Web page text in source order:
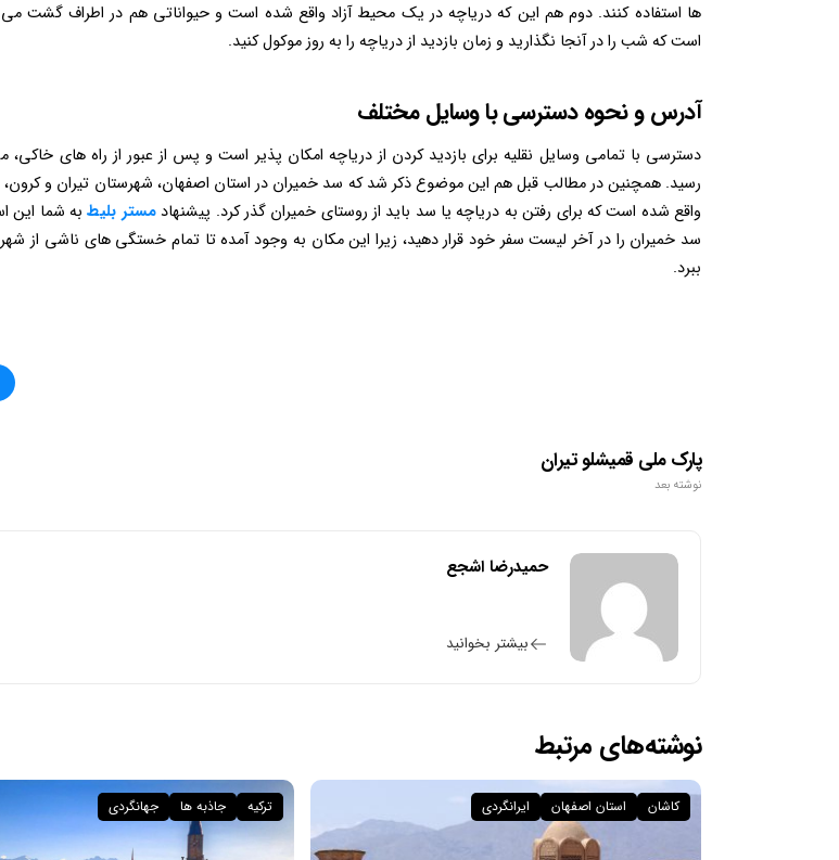
ها استفاده کنند. دوم هم این که دریاچه در یک محیط آزاد واقع شده است و حیواناتی هم در اطراف گشت
است که شب را در آنجا نگذارید و زمان بازدید از دریاچه را به روز موکول کنید.
آدرس و نحوه دسترسی با وسایل مختلف
دسترسی با تمامی وسایل نقلیه برای بازدید کردن از دریاچه امکان پذیر است و پس از عبور از راه های خاکی،
رسید. همچنین در مطالب قبل هم این موضوع ذکر شد که سد خمیران در استان اصفهان، شهرستان تیران و کرون،
واقع شده است که برای رفتن به دریاچه یا سد باید از روستای خمیران گذر کرد. پیشنهاد مستر بلیط به شما این
سد خمیران را در آخر لیست سفر خود قرار دهید، زیرا این مکان به وجود آمده تا تمام خستگی های ناشی از شهر
ببرد.
پارک ملی قمیشلو تیران
نوشته بعد
حمیدرضا اشجع
بیشتر بخوانید
نوشته‌های مرتبط
کاشان استان اصفهان ایرانگردی ترکیه جاذبه ها جهانگردی